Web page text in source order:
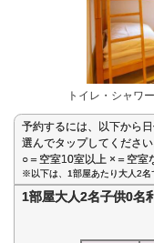
トイレ・シャワ
予約するには、以下から
選んでタップしてください
○＝空室10室以上 ×＝空
※以下は、1部屋あたり大人2名
1部屋大人2名子供0名